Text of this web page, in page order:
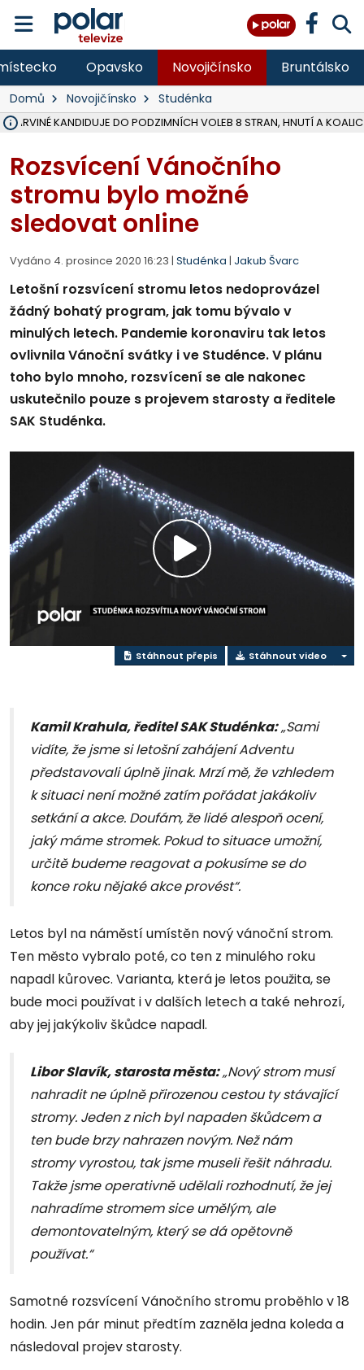
Opavsko Novojičínsko Bruntálsko
Domů Novojičínsko Studénka
V KARVINÉ KANDIDUJE DO PODZIMNÍCH VOLEB 8 STRAN, HNUTÍ A KOALIC
Rozsvícení Vánočního
stromu bylo možné
sledovat online
Vydáno 4. prosince 2020 16:23 | Studénka | Jakub Švarc
Letošní rozsvícení stromu letos nedoprovázel
žádný bohatý program, jak tomu bývalo v
minulých letech. Pandemie koronaviru tak letos
ovlivnila Vánoční svátky i ve Studénce. V plánu
toho bylo mnoho, rozsvícení se ale nakonec
uskutečnilo pouze s projevem starosty a ředitele
SAK Studénka.
Přehrát
video
Stáhnout přepis Stáhnout video
Kamil Krahula, ředitel SAK Studénka:„Sami
vidíte, že jsme si letošní zahájení Adventu
představovali úplně jinak. Mrzí mě, že vzhledem
k situaci není možné zatím pořádat jakákoliv
setkání a akce. Doufám, že lidé alespoň ocení,
jaký máme stromek. Pokud to situace umožní,
určitě budeme reagovat a pokusíme se do
konce roku nějaké akce provést“.
Letos byl na náměstí umístěn nový vánoční strom.
Ten město vybralo poté, co ten z minulého roku
napadl kůrovec. Varianta, která je letos použita, se
bude moci používat i v dalších letech a také nehrozí,
aby jej jakýkoliv škůdce napadl.
Libor Slavík, starosta města:„Nový strom musí
nahradit ne úplně přirozenou cestou ty stávající
stromy. Jeden z nich byl napaden škůdcem a
ten bude brzy nahrazen novým. Než nám
stromy vyrostou, tak jsme museli řešit náhradu.
Takže jsme operativně udělali rozhodnutí, že jej
nahradíme stromem sice umělým, ale
demontovatelným, který se dá opětovně
používat.“
Samotné rozsvícení Vánočního stromu proběhlo v 18
hodin. Jen pár minut předtím zazněla jedna koleda a
následoval projev starosty.